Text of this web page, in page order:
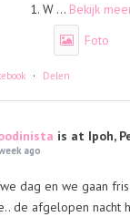
1. W ... Bekijk
Foto
· Delen
is at Ipoh,
ago
dag en we gaan
de afgelopen nacht